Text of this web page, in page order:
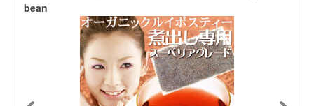
bean